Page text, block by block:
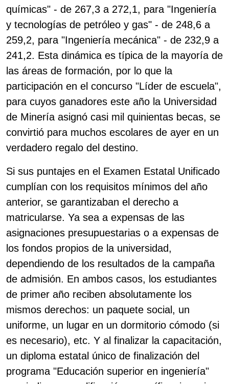
químicas" - de 267,3 a 272,1, para "Ingeniería
y tecnologías de petróleo y gas" - de 248,6 a
259,2, para "Ingeniería mecánica" - de 232,9 a
241,2. Esta dinámica es típica de la mayoría de
las áreas de formación, por lo que la
participación en el concurso "Líder de escuela",
para cuyos ganadores este año la Universidad
de Minería asignó casi mil quinientas becas, se
convirtió para muchos escolares de ayer en un
verdadero regalo del destino.
Si sus puntajes en el Examen Estatal Unificado
cumplían con los requisitos mínimos del año
anterior, se garantizaban el derecho a
matricularse. Ya sea a expensas de las
asignaciones presupuestarias o a expensas de
los fondos propios de la universidad,
dependiendo de los resultados de la campaña
de admisión. En ambos casos, los estudiantes
de primer año reciben absolutamente los
mismos derechos: un paquete social, un
uniforme, un lugar en un dormitorio cómodo (si
es necesario), etc. Y al finalizar la capacitación,
un diploma estatal único de finalización del
programa "Educación superior en ingeniería"